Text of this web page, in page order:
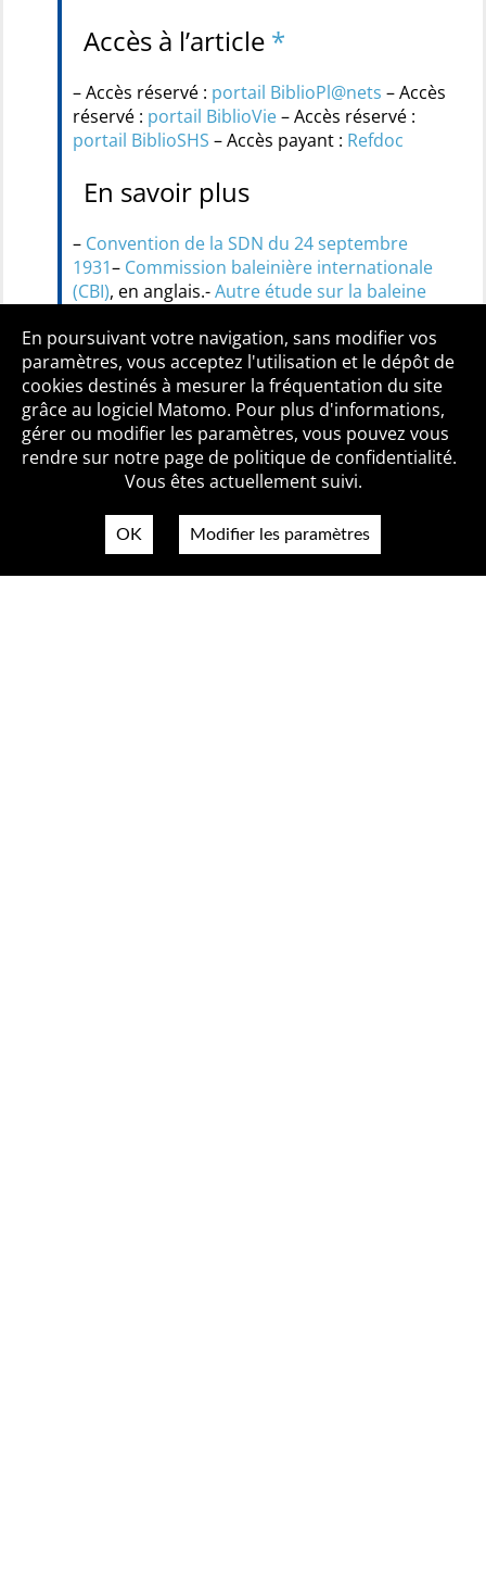
Accès à l’article *
– Accès réservé : portail BiblioPl@nets – Accès
réservé : portail BiblioVie– Accès réservé :
portail BiblioSHS – Accès payant : Refdoc
En savoir plus
– Convention de la SDN du 24 septembre
1931– Commission baleinière internationale
(CBI), en anglais.-Autre étude sur la baleine
Qui sommes-nous ? Mentions légales
Accessibilité
Politique de confidentialité
Contact
En poursuivant votre navigation, sans modifier vos
paramètres, vous acceptez l'utilisation et le dépôt de
cookies destinés à mesurer la fréquentation du site
grâce au logiciel Matomo. Pour plus d'informations,
gérer ou modifier les paramètres, vous pouvez vous
rendre sur notre page de politique de confidentialité.
Vous êtes actuellement suivi.
OK Modifier les paramètres